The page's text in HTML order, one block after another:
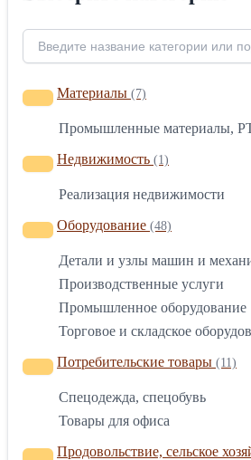
Материалы (7)
Промышленные материалы,
Недвижимость (1)
Реализация недвижимости
Оборудование (48)
Детали и узлы машин и
Производственные услуги
Промышленное оборудование
Торговое и складское
Потребительские товары (11)
Спецодежда, спецобувь
Товары для офиса
Продовольствие, сельское